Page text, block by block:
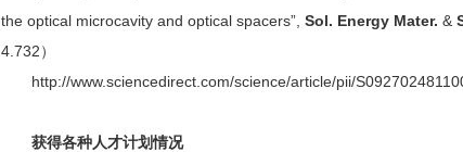
the optical microcavity and optical spacers”, Sol. Energy Mater. &
4.732）
http://www.sciencedirect.com/science/article/pii/
获得各种人才计划情况